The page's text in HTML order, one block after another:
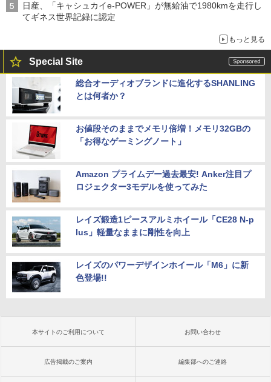
日産、「キャシュカイe-POWER」が無給油で1980kmを走行し
てギネス世界記録に認定
もっと見る
Special Site
総合オーディオブランドに進化するSHANLING
とは何者か？
お値段そのままでメモリ倍増！メモリ32GBの
「お得なゲーミングノート」
Amazon プライムデー過去最安! Anker注目プ
ロジェクター3モデルを使ってみた
レイズ鍛造1ピースアルミホイール「CE28 N-p
lus」軽量なままに剛性を向上
レイズのパワーデザインホイール「M6」に新
色登場!!
本サイトのご利用について お問い合わせ
広告掲載のご案内 編集部へのご連絡